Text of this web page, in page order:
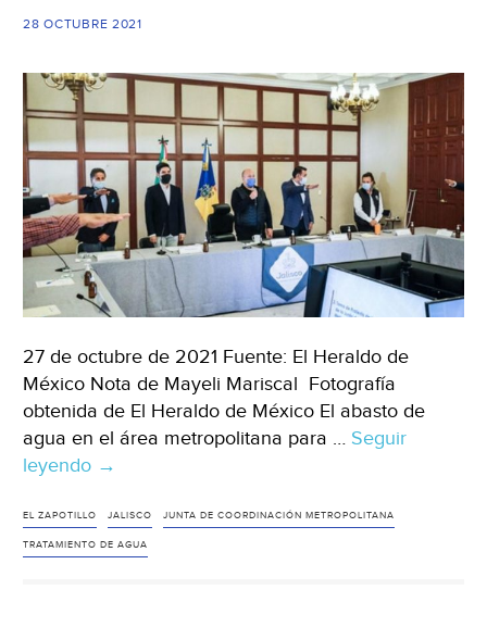
28 OCTUBRE 2021
27 de octubre de 2021 Fuente: El Heraldo de
México Nota de Mayeli Mariscal Fotografía
obtenida de El Heraldo de México El abasto de
agua en el área metropolitana para … Seguir
leyendo Jalisco-
del
agua
→
EL ZAPOTILLO JALISCO JUNTA DE COORDINACIÓN METROPOLITANA
TRATAMIENTO DE AGUA